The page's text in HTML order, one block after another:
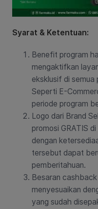
Syarat & Ketentuan:
Benefit program
mengaktifkan
eksklusif di semua
Seperti E-
periode program
Logo dari Brand
promosi GRATIS
dengan
tersebut dapat
pemberitahuan.
Besaran
menyesuaikan
yang sudah